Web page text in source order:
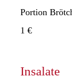
Portion
1 €
Insalate